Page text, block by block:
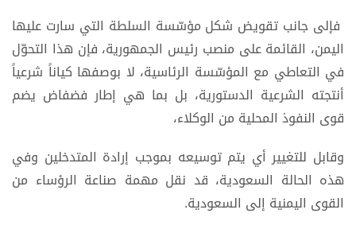
فإلى جانب تقويض شكل مؤسّسة السلطة التي سارت عليها
اليمن، القائمة على منصب رئيس الجمهورية، فإن هذا التحوّل
في التعاطي مع المؤسّسة الرئاسية، لا بوصفها كياناً شرعياً
أنتجته الشرعية الدستورية، بل بما هي إطار فضفاض يضم
قوى النفوذ المحلية من الوكلاء،
وقابل للتغيير أي يتم توسيعه بموجب إرادة المتدخلين وفي
هذه الحالة السعودية، قد نقل مهمة صناعة الرؤساء من
القوى اليمنية إلى السعودية.